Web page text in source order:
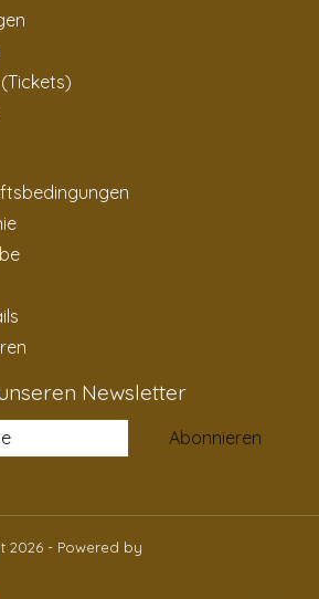
Newsletter
Abonnieren
2026 - Powered by